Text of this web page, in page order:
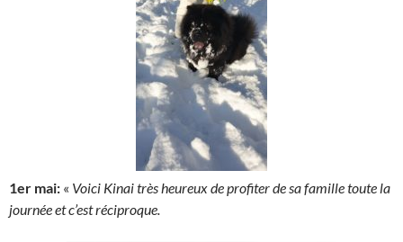
1er mai: « Voici Kinai très heureux de profiter de sa famille toute la
journée et c’est réciproque.